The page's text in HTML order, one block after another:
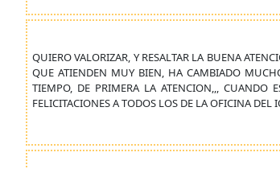
QUIERO VALORIZAR, Y RESALTAR LA BUENA
QUE ATIENDEN MUY BIEN, HA CAMBIADO
TIEMPO, DE PRIMERA LA ATENCION,,, CUANDO
FELICITACIONES A TODOS LOS DE LA OFICINA DEL